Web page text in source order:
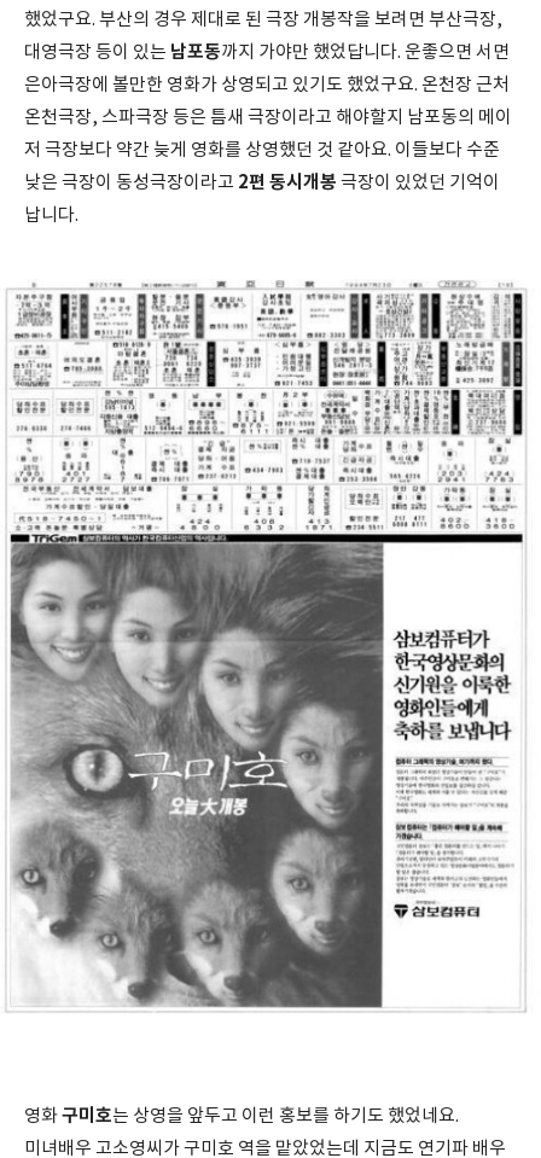
했었구요. 부산의 경우 제대로 된 극장 개봉작을 보려면 부산극장,
대영극장 등이 있는 남포동까지 가야만 했었답니다. 운좋으면 서면
은아극장에 볼만한 영화가 상영되고 있기도 했었구요. 온천장 근처
온천극장, 스파극장 등은 틈새 극장이라고 해야할지 남포동의 메이
저 극장보다 약간 늦게 영화를 상영했던 것 같아요. 이들보다 수준
낮은 극장이 동성극장이라고 2편 동시개봉 극장이 있었던 기억이
납니다.
영화구미호는 상영을 앞두고 이런 홍보를 하기도 했었네요.
미녀배우 고소영씨가 구미호 역을 맡았었는데 지금도 연기파 배우